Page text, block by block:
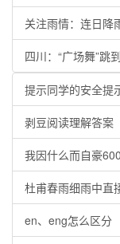
关注雨情：连日降
四川：“广场舞”跳
提示同学的安全提
剥豆阅读理解答案
我因什么而自豪
杜甫春雨细雨中直
en、eng怎么区分